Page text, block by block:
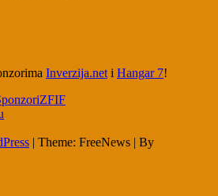
Inverzija.net i Hangar 7!
ZFIF
| Theme: FreeNews | By